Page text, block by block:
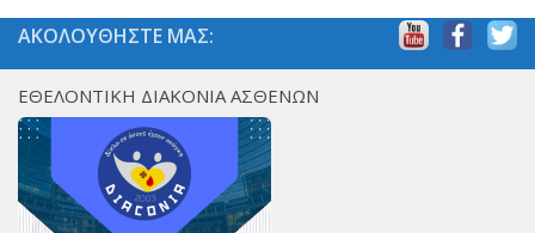
ΑΚΟΛΟΥΘΗΣΤΕ ΜΑΣ:
ΕΘΕΛΟΝΤΙΚΗ ΔΙΑΚΟΝΙΑ ΑΣΘΕΝΩΝ